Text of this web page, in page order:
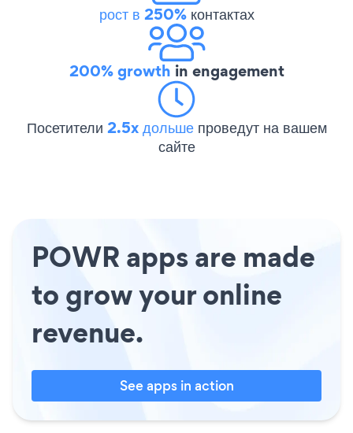
рост в 250%контактах
200% growth in engagement
Посетители 2.5x дольше проведут на вашем
сайте
POWR apps are made
to grow your online
revenue.
See apps in action